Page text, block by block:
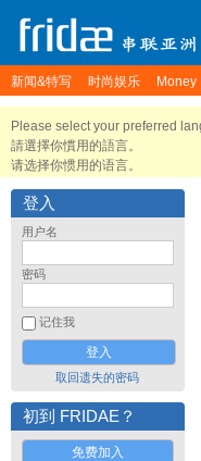
新闻&特写 时尚娱乐 Money
Please select your preferred
請選擇你慣用的語言。
请选择你惯用的语言。
登入
用户名
密码
记住我
取回遗失的密码
初到 FRIDAE？
免费加入